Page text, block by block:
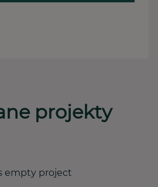
projekty